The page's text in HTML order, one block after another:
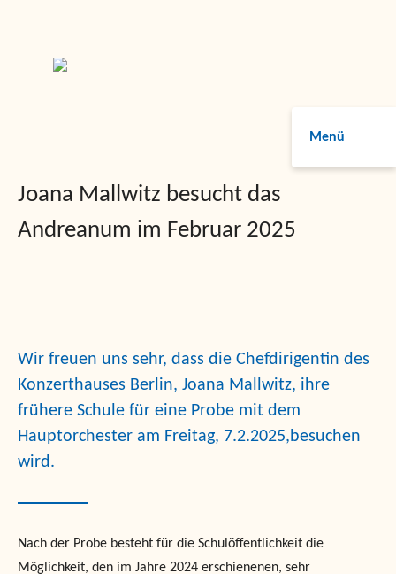
Menü
Joana Mallwitz besucht das
Andreanum im Februar 2025
Wir freuen uns sehr, dass die Chefdirigentin des
Konzerthauses Berlin, Joana Mallwitz, ihre
frühere Schule für eine Probe mit dem
Hauptorchester am Freitag, 7.2.2025,besuchen
wird.
Nach der Probe besteht für die Schulöffentlichkeit die
Möglichkeit, den im Jahre 2024 erschienenen, sehr